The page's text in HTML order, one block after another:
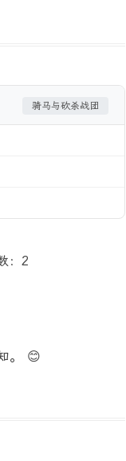
骑马与砍杀战团
：2
。 😊